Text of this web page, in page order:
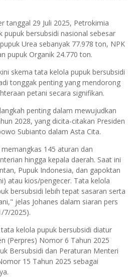
tanggal 29 Juli 2025, Petrokimia
pupuk bersubsidi nasional sebesar
Urea sebanyak 77.978 ton, NPK
pupuk Organik 24.770 ton.
skema tata kelola pupuk bersubsidi
tonggak penting yang mendorong
petani secara signifikan.
penting dalam mewujudkan
2028, yang dicita-citakan Presiden
Subianto dalam Asta Cita.
145 aturan dan
hingga kepala daerah. Saat ini
Pupuk Indonesia, dan gapoktan
atau kios/pengecer. Tata kelola
bersubsidi lebih tepat sasaran serta
jelas Johanes dalam siaran pers
7/2025).
kelola pupuk bersubsidi diatur
(Perpres) Nomor 6 Tahun 2025
Bersubsidi dan Peraturan Menteri
15 Tahun 2025 sebagai